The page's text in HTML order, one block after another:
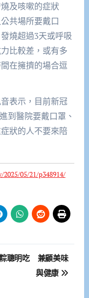
及咳嗽的症狀
共場所要戴口
燒超過3天或呼吸
比較差，或有多
在擁擠的場合逗
表示，目前新冠
到醫院要戴口罩、
狀的人不要來陪
05/21/p348914/
聰明吃 兼顧美味
與健康